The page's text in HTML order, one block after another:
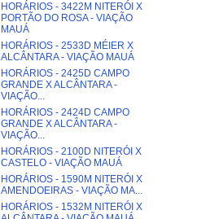
HORÁRIOS - 3422M NITERÓI X
PORTÃO DO ROSA - VIAÇÃO
MAUÁ
HORÁRIOS - 2533D MÉIER X
ALCÂNTARA - VIAÇÃO MAUÁ
HORÁRIOS - 2425D CAMPO
GRANDE X ALCÂNTARA -
VIAÇÃO...
HORÁRIOS - 2424D CAMPO
GRANDE X ALCÂNTARA -
VIAÇÃO...
HORÁRIOS - 2100D NITERÓI X
CASTELO - VIAÇÃO MAUÁ
HORÁRIOS - 1590M NITERÓI X
AMENDOEIRAS - VIAÇÃO MA...
HORÁRIOS - 1532M NITERÓI X